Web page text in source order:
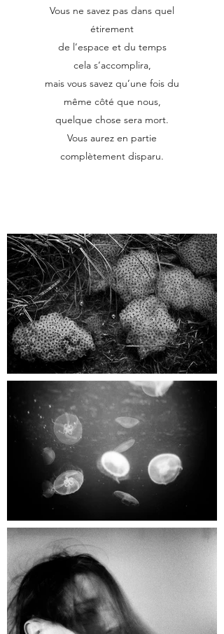
Vous ne savez pas dans quel
étirement
de l’espace et du temps
cela s’accomplira,
mais vous savez qu’une fois du
même côté que nous,
quelque chose sera mort.
Vous aurez en partie
complètement disparu.